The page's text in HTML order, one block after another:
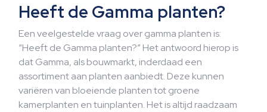
Heeft de Gamma planten?
Een veelgestelde vraag over gamma planten is:
“Heeft de Gamma planten?” Het antwoord hierop is
dat Gamma, als bouwmarkt, inderdaad een
assortiment aan planten aanbiedt. Deze kunnen
variëren van bloeiende planten tot groene
kamerplanten en tuinplanten. Het is altijd raadzaam